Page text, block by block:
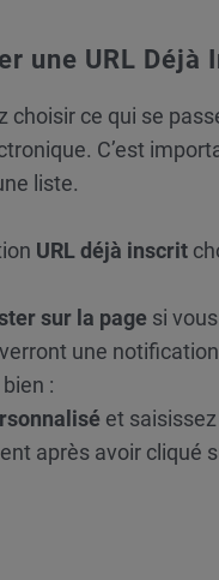
une URL Déjà
choisir ce qui se
C’est
liste.
URL déjà inscrit
sur la page si
une
bien :
et
après avoir cliqué